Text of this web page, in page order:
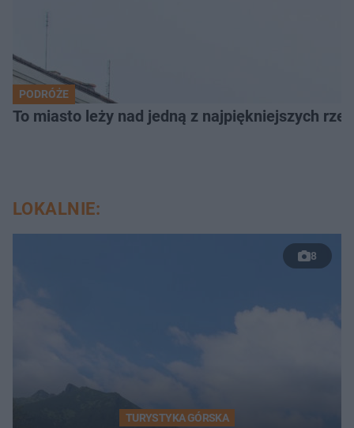
PODRÓŻE
To miasto leży nad jedną z najpiękniejszych
LOKALNIE:
8
TURYSTYKA GÓRSKA